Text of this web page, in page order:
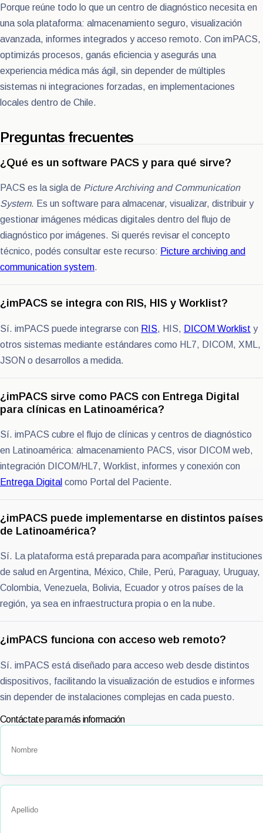
Porque reúne todo lo que un centro de diagnóstico necesita en
una sola plataforma: almacenamiento seguro, visualización
avanzada, informes integrados y acceso remoto. Con imPACS,
optimizás procesos, ganás eficiencia y asegurás una
experiencia médica más ágil, sin depender de múltiples
sistemas ni integraciones forzadas, en implementaciones
locales dentro de Chile.
Preguntas frecuentes
¿Qué es un software PACS y para qué sirve?
PACS es la sigla de Picture Archiving and Communication
System. Es un software para almacenar, visualizar, distribuir y
gestionar imágenes médicas digitales dentro del flujo de
diagnóstico por imágenes. Si querés revisar el concepto
técnico, podés consultar este recurso: Picture archiving and
communication system.
¿imPACS se integra con RIS, HIS y Worklist?
Sí. imPACS puede integrarse con RIS, HIS, DICOM Worklist y
otros sistemas mediante estándares como HL7, DICOM, XML,
JSON o desarrollos a medida.
¿imPACS sirve como PACS con Entrega Digital
para clínicas en Latinoamérica?
Sí. imPACS cubre el flujo de clínicas y centros de diagnóstico
en Latinoamérica: almacenamiento PACS, visor DICOM web,
integración DICOM/HL7, Worklist, informes y conexión con
Entrega Digital como Portal del Paciente.
¿imPACS puede implementarse en distintos países
de Latinoamérica?
Sí. La plataforma está preparada para acompañar instituciones
de salud en Argentina, México, Chile, Perú, Paraguay, Uruguay,
Colombia, Venezuela, Bolivia, Ecuador y otros países de la
región, ya sea en infraestructura propia o en la nube.
¿imPACS funciona con acceso web remoto?
Sí. imPACS está diseñado para acceso web desde distintos
dispositivos, facilitando la visualización de estudios e informes
sin depender de instalaciones complejas en cada puesto.
Contáctate para más información